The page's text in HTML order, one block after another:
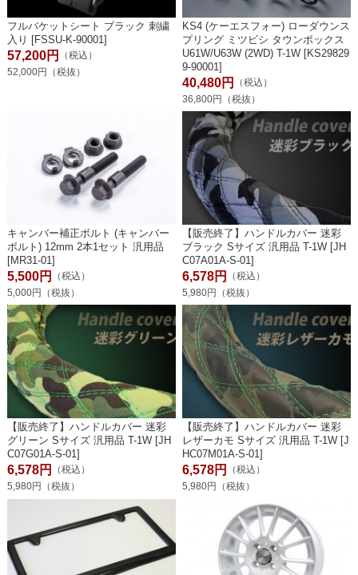
フルバケットシート ブラック 刺繍
入り [FSSU-K-90001]
57,200円
（税込）
52,000円（税抜）
KS4 (ケーエスフォー) ローダウンス
プリング ミツビシ タウンボックス
U61W/U63W (2WD) T-1W [KS29829
9-90001]
40,480円
（税込）
36,800円（税抜）
キャンバー補正ボルト (キャンバー
ボルト) 12mm 2本1セット 汎用品
[MR31-01]
5,500円
（税込）
5,000円（税抜）
【販売終了】ハンドルカバー 迷彩
ブラック Sサイズ 汎用品 T-1W [JH
C07A01A-S-01]
6,578円
（税込）
5,980円（税抜）
【販売終了】ハンドルカバー 迷彩
グリーン Sサイズ 汎用品 T-1W [JH
C07G01A-S-01]
6,578円
（税込）
5,980円（税抜）
【販売終了】ハンドルカバー 迷彩
レザーカモ Sサイズ 汎用品 T-1W [J
HC07M01A-S-01]
6,578円
（税込）
5,980円（税抜）